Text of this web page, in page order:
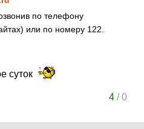
по телефону
или по номеру 122.
суток
4/0